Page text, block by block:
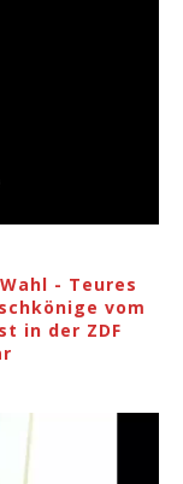
- Teures
vom
in der ZDF